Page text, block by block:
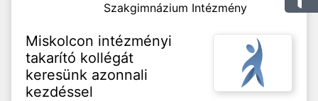
Szakgimnázium Intézmény
Miskolcon intézményi
takarító kollégát
keresünk azonnali
kezdéssel